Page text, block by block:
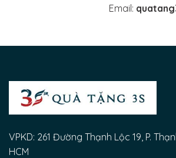
Email:
VPKD: 261 Đường Thạnh Lộc 19, P.
HCM